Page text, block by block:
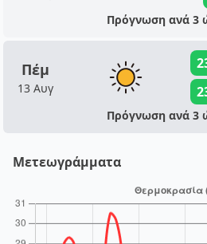
Πρόγνωση ανά 3
Πέμ
13 Αυγ
Πρόγνωση ανά 3
Μετεωγράμματα